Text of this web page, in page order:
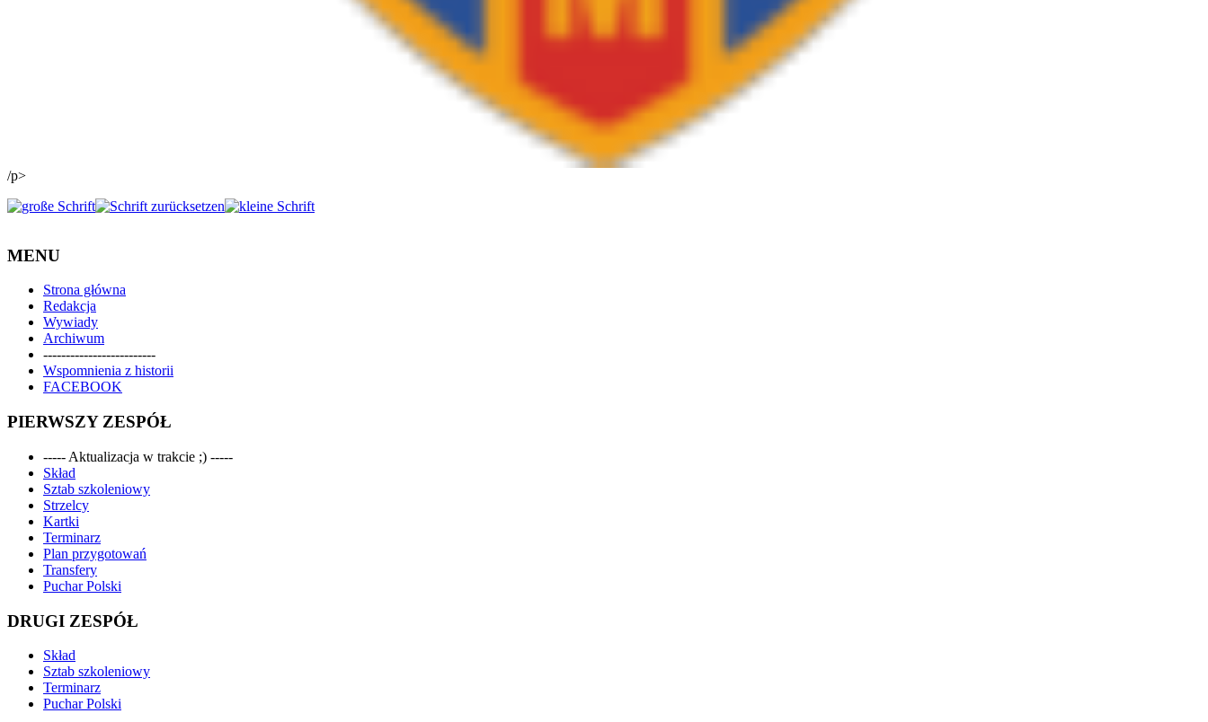
/p>
MENU
Strona główna
Redakcja
Wywiady
Archiwum
-------------------------
Wspomnienia z historii
FACEBOOK
PIERWSZY ZESPÓŁ
----- Aktualizacja w trakcie ;) -----
Skład
Sztab szkoleniowy
Strzelcy
Kartki
Terminarz
Plan przygotowań
Transfery
Puchar Polski
DRUGI ZESPÓŁ
Skład
Sztab szkoleniowy
Terminarz
Puchar Polski